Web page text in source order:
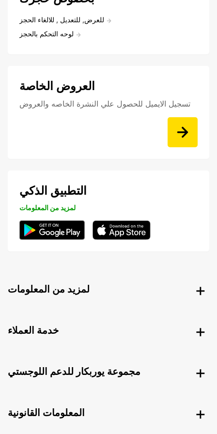
للعرض, للتعديل , للالغاء الحجز
لوحه التحكم بالحجز
العروض الخاصة
تسجيل الايميل للحصول علي النشرة الخاصه والعروض
التطبيق الذكي
لمزيد من المعلومات
لمزيد من المعلومات
خدمة العملاء
مجموعة يوربكار للدعم اللوجستي
المعلومات القانونية